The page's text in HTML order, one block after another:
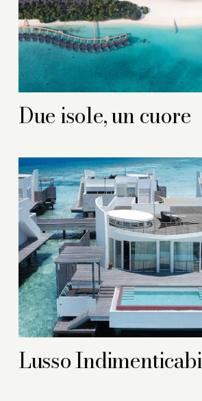
Due isole, un cuore
Lusso